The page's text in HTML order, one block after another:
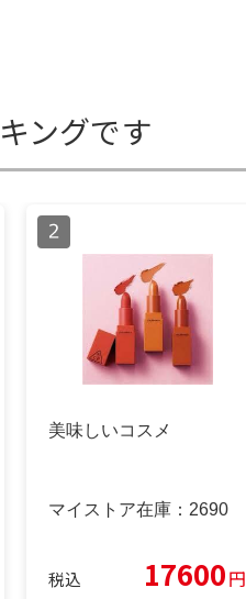
ングです
美味しいコスメ
マイストア在庫： 2690
税込 17600円